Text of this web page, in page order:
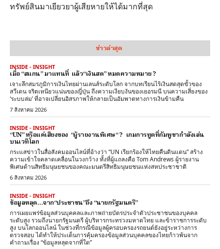
ทรัพย์สินมาเยียวยาผู้เสียหายให้ได้มากที่สุด
ข่าวล่าสุด
INSIDE - INSIGHT
เมื่อ “สแกน” มาแทนที่ แล้ว“เงินสด” หมดความหมาย ?
เจาะลึกสมรภูมิการเงินไทยผ่านเลนส์ระดับโลก จากบทเรียนไร้เงินสดสุดขั้วของ
สวีเดน จริตเหนียวแน่นของญี่ปุ่น ถึงความเงียบงันของเยอรมนี บนความเสี่ยงของ
‘ระบบล่ม’ ที่อาจเปลี่ยนอิสรภาพให้กลายเป็นอัมพาตทางการเงินข้ามคืน
7 สิงหาคม 2026
INSIDE - INSIGHT
“UN” หรือแค่เสียงของ “ผู้รายงานพิเศษ“ ? เกมการทูตที่กัมพูชากำลังเล่น
บนเวทีโลก
กระแสข่าวในสื่อสังคมออนไลน์ที่อ้างว่า “UN เรียกร้องให้ไทยคืนดินแดน” สร้าง
ความเข้าใจคลาดเคลื่อนในวงกว้าง ทั้งที่ผู้แถลงคือ Tom Andrews ผู้รายงาน
พิเศษด้านสิทธิมนุษยชนของคณะมนตรีสิทธิมนุษยชนแห่งสหประชาชาติ
6 สิงหาคม 2026
INSIDE - INSIGHT
ข้อมูลหลุด…จาก“ประชาชน”ถึง “นายกรัฐมนตรี”
การเผยแพร่ข้อมูลส่วนบุคคลและภาพถ่ายบัตรประจำตัวประชาชนของบุคคล
ระดับสูง รวมถึงนายกรัฐมนตรี ผู้บริหารกระทรวงมหาดไทย และข้าราชการระดับ
สูง บนโลกออนไลน์ ในช่วงที่กรณีข้อมูลผู้ครอบครองรถยนต์ยังอยู่ระหว่างการ
ตรวจสอบ ได้ทำให้ประเด็นการคุ้มครองข้อมูลส่วนบุคคลของไทยก้าวพ้นจาก
คำถามเรื่อง “ข้อมูลหลุดจากที่ใด”